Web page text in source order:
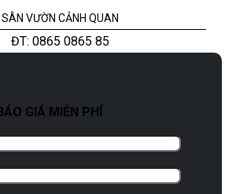
SÂN VƯỜN CẢNH QUAN
ĐT: 0865 0865 85
GIÁ MIỄN PHÍ